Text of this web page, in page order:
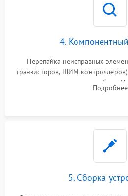
4.
Перепайка неисправных
транзисторов, ШИМ-
памяти при программных сбоях.
разборка матрицы и замена
Подробнее
5. Сборка